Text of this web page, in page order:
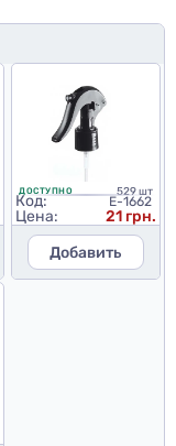
ДОСТУПНО 529 шт
Код: E-1662
Цена:
21 грн.
Добавить